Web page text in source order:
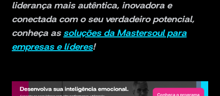
liderança mais autêntica, inovadora e
conectada com o seu verdadeiro potencial,
conheça as soluções da Mastersoul para
empresas e líderes!